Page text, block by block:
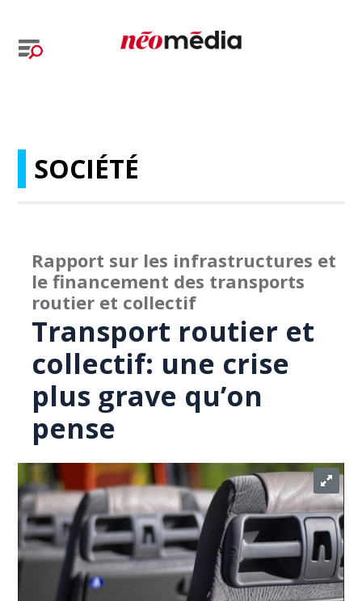
SOCIÉTÉ
Rapport sur les infrastructures et
le financement des transports
routier et collectif
Transport routier et
collectif: une crise
plus grave qu’on
pense